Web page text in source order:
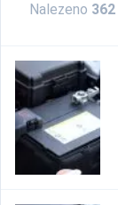
Nalezeno 362